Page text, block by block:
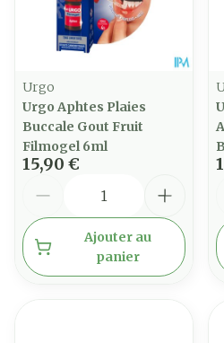
Urgo
Urgo Aphtes Plaies
Buccale Gout Fruit
Filmogel 6ml
15,90 €
Ajouter au
panier